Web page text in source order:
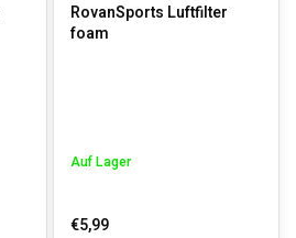
RovanSports Luftfilter
foam
Auf Lager
€5,99